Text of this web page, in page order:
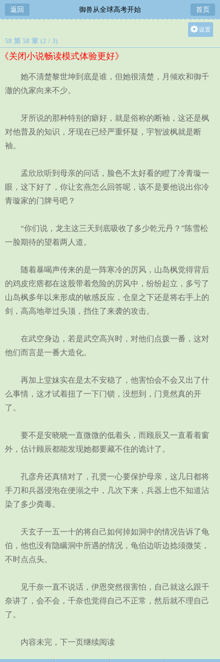
返回 御兽从全球高考开始 首页
设置
中
58 第 58 章 (2 / 3)
《关闭小说畅读模式体验更好》
她不清楚黎世坤到底是谁，但她很清楚，月倾欢和御千
澈的仇家向来不少。
牙所说的那种特别的癖好，就是俗称的断袖，这还是枫
对他普及的知识，牙现在已经严重怀疑，宇智波枫就是断
袖。
孟欣欣听到母亲的问话，脸色不太好看的瞪了冷青璇一
眼，这下好了，你让玄燕怎么回答呢，该不是要他说出你冷
青璇家的门牌号吧？
“你们说，龙主这三天到底吸收了多少乾元丹？”陈雪松
一脸期待的望着两人道。
随着暴喝声传来的是一阵寒冷的厉风，山岛枫觉得背后
的鸡皮疙瘩都在这股带着危险的厉风中，纷纷起立，多亏了
山岛枫多年以来形成的敏感反应，仓皇之下还是将右手上的
剑，高高地举过头顶，挡住了来袭的攻击。
在武空身边，若是武空高兴时，对他们点拨一番，这对
他们而言是一番大造化。
再加上堂妹实在是太不安稳了，他害怕会不会又出了什
么事情，这才试着扭了一下门锁，没想到，门竟然真的开
了。
要不是安晓晓一直微微的低着头，而顾辰又一直看着窗
外，估计顾辰都能发现她都要藏不住的诡计了。
孔彦舟还真猜对了，孔贤一心要保护母亲，这几日都将
手刀和兵器浸泡在便溺之中，几次下来，兵器上也不知道沾
染了多少粪毒。
天玄子一五一十的将自己如何掉如洞中的情况告诉了龟
伯，他也没有隐瞒洞中所遇的情况，龟伯边听边捻须微笑，
不时点点头。
见千奈一直不说话，伊恩突然很害怕，自己就这么跟千
奈讲了，会不会，千奈也觉得自己不正常，然后就不理自己
了。
内容未完，下一页继续阅读